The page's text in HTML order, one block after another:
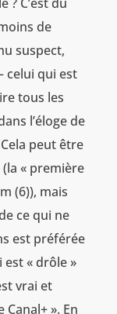
? C’est du
de
suspect,
celui qui est
tous les
l’éloge de
peut être
« première
(6)), mais
ce qui ne
est préférée
est « drôle »
vrai et
Canal+ ». En